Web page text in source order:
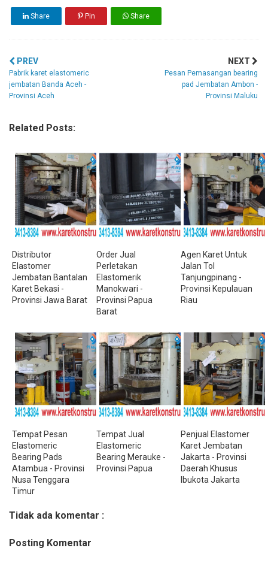
Share Pin Share
PREV
Pabrik karet elastomeric
jembatan Banda Aceh -
Provinsi Aceh
NEXT
Pesan Pemasangan bearing
pad Jembatan Ambon -
Provinsi Maluku
Related Posts:
Distributor
Elastomer
Jembatan Bantalan
Karet Bekasi -
Provinsi Jawa Barat
Order Jual
Perletakan
Elastomerik
Manokwari -
Provinsi Papua
Barat
Agen Karet Untuk
Jalan Tol
Tanjungpinang -
Provinsi Kepulauan
Riau
Tempat Pesan
Elastomeric
Bearing Pads
Atambua - Provinsi
Nusa Tenggara
Timur
Tempat Jual
Elastomeric
Bearing Merauke -
Provinsi Papua
Penjual Elastomer
Karet Jembatan
Jakarta - Provinsi
Daerah Khusus
Ibukota Jakarta
Tidak ada komentar :
Posting Komentar